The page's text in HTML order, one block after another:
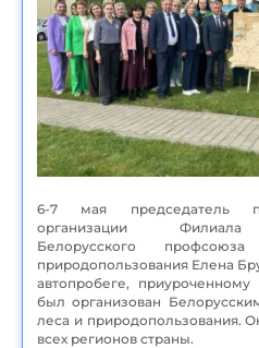
6-7 мая председатель
организации Филиала
Белорусского
природопользования Елена
автопробеге,
был организован
леса и природопользования.
всех регионов страны.